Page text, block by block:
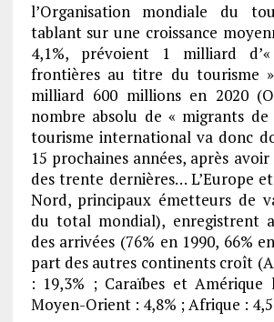
l’Organisation mondiale du
tablant sur une croissance
4,1%, prévoient 1 milliard
frontières au titre du tourisme
milliard 600 millions en 2020
nombre absolu de « migrants de
tourisme international va donc
15 prochaines années, après
des trente dernières… L’Europe
Nord, principaux émetteurs de
du total mondial), enregistrent
des arrivées (76% en 1990, 66%
part des autres continents croît
: 19,3% ; Caraïbes et
Moyen-Orient : 4,8% ; Afrique :